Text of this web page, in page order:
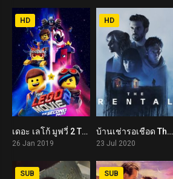
6.6
HD
เดอะ เลโก้ มูฟวี่ 2 The Lego Movie 2: The Second Part (2019)
26 Jan 2019
5.7
HD
บ้านเช่ารอเชือด The Rental (2020)
23 Jul 2020
SUB SUB